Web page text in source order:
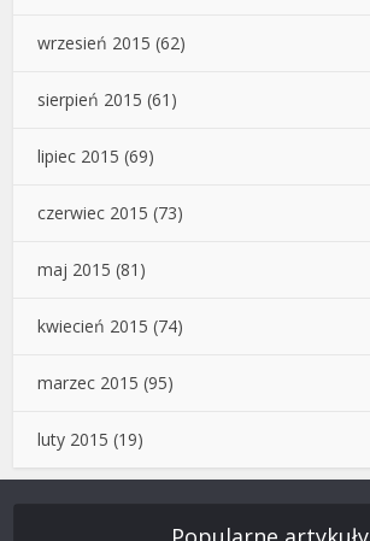
wrzesień 2015 (62)
sierpień 2015 (61)
lipiec 2015 (69)
czerwiec 2015 (73)
maj 2015 (81)
kwiecień 2015 (74)
marzec 2015 (95)
luty 2015 (19)